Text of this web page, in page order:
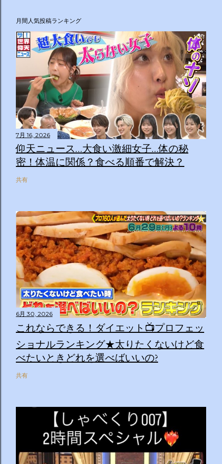
月間人気投稿ランキング
7月 16, 2026
仰天ニュース…大食い激細女子…体の秘
密！体温に関係？食べる順番で解決？
共有
6月 30, 2026
これならできる！ダイエット📺プロフェッ
ショナルランキング★太りたくないけど食
べたいときどれを選べばいいの?
共有